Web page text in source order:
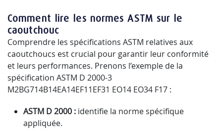
Comment lire les normes ASTM sur le
caoutchouc
Comprendre les spécifications ASTM relatives aux
caoutchoucs est crucial pour garantir leur conformité
et leurs performances. Prenons l’exemple de la
spécification ASTM D 2000-3
M2BG714B14EA14EF11EF31 EO14 EO34 F17 :
ASTM D 2000 : identifie la norme spécifique
appliquée.